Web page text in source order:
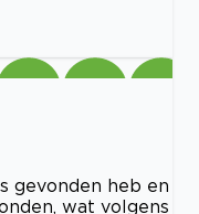
gevonden heb en
wat volgens